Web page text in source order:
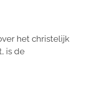
het christelijk
is de